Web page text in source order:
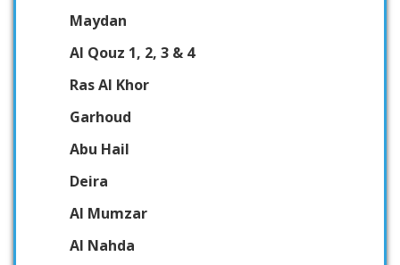
Maydan
Al Qouz 1, 2, 3 & 4
Ras Al Khor
Garhoud
Abu Hail
Deira
Al Mumzar
Al Nahda